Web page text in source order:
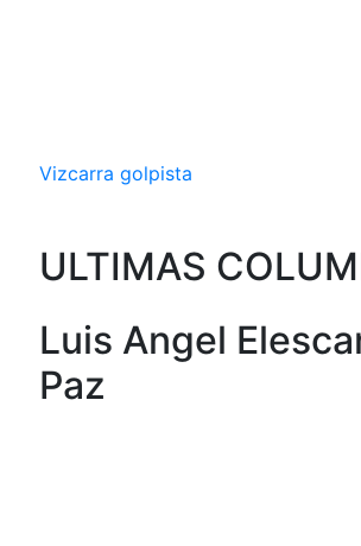
Vizcarra golpista
ULTIMAS
Luis Angel
Paz